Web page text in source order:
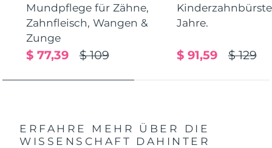
Mundpflege für Zähne,
Zahnfleisch, Wangen &
Zunge
$ 109
$ 77,39
Jahre.
$ 129
$ 91,59
ERFAHRE MEHR ÜBER DIE
WISSENSCHAFT DAHINTER